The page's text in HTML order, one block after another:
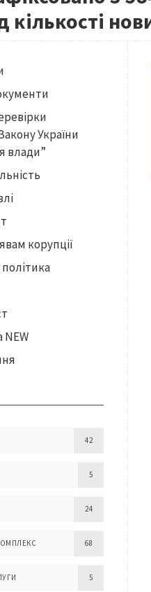
кількості
України
влади”
корупції
NEW
42
5
24
68
5